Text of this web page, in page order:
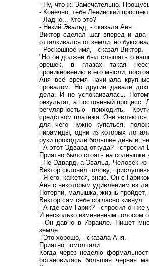
- Ну, что ж. Замечательно.
- Конечно, тебе Ленинский
- Ладно... Кто это?
- Некий Эвальд, - сказала Аня.
Виктор сделал шаг вперед и
отталкивался от земли, но
- Роскошное имя, - сказал Виктор.
"Но он должен был слышать о
орешек, в глазах такая
проникновению в его мысли,
Аня всё время начинала
провалом. Но другие давали
дела. И не успокаивалась.
результат, а постоянный
регулярностью приходить.
средством платежа. Они являются
для чего нужно купаться,
пирамиды, одни из которых
руки проходили большие деньги,
- А этот Эдвард откуда? - спросил
Приятно было стоять на
- Не Эдвард, а Эвальд. Человек из
Виктор склонил голову,
- Я его, кажется, знаю. Он с
Аня с некоторым удивлением
Потерпи, малышка, жизнь пройдет,
Виктор сам себе согласно кивнул.
- А где сам Гарик? - спросил он же
И несколько измененным голосом
- Он давно в Израиле. Пишет
земле.
- Это хорошо, - сказала Аня.
Приятно помолчали.
Когда через неделю
остановилась большая черная